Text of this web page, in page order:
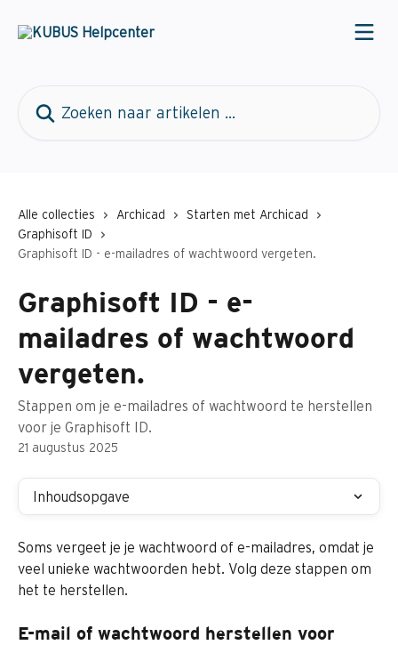
Alle collecties Archicad
Starten met Archicad
Graphisoft ID
Graphisoft ID - e-mailadres of wachtwoord vergeten.
Graphisoft ID - e-
mailadres of wachtwoord
vergeten.
Stappen om je e-mailadres of wachtwoord te herstellen
voor je Graphisoft ID.
21 augustus 2025
Inhoudsopgave
Soms vergeet je je wachtwoord of e-mailadres, omdat je
veel unieke wachtwoorden hebt. Volg deze stappen om
het te herstellen.
E-mail of wachtwoord herstellen voor